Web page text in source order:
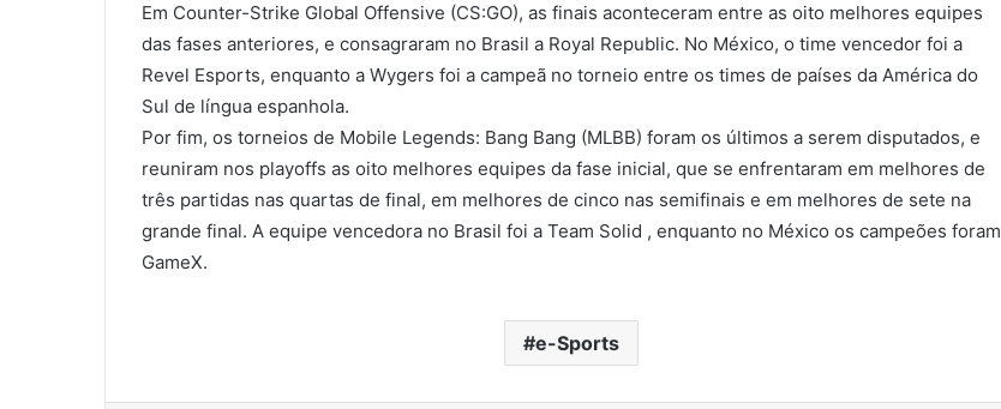
Em Counter-Strike Global Offensive (CS:GO), as finais aconteceram entre as oito melhores equipes
das fases anteriores, e consagraram no Brasil a Royal Republic. No México, o time vencedor foi a
Revel Esports, enquanto a Wygers foi a campeã no torneio entre os times de países da América do
Sul de língua espanhola.
Por fim, os torneios de Mobile Legends: Bang Bang (MLBB) foram os últimos a serem disputados, e
reuniram nos playoffs as oito melhores equipes da fase inicial, que se enfrentaram em melhores de
três partidas nas quartas de final, em melhores de cinco nas semifinais e em melhores de sete na
grande final. A equipe vencedora no Brasil foi a Team Solid , enquanto no México os campeões foram
GameX.
e-Sports